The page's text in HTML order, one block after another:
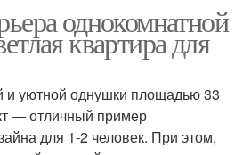
однокомнатной
квартира для
и уютной однушки площадью 33
— отличный пример
для 1-2 человек. При этом,